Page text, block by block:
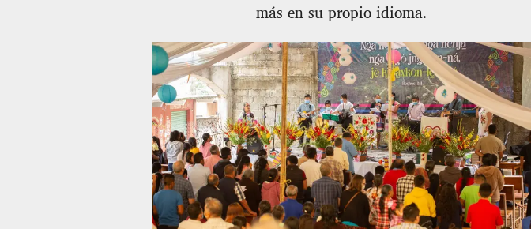
más en su propio idioma.